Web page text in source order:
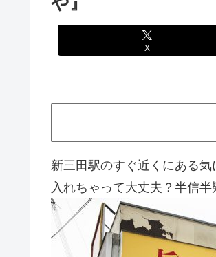
X
新三田駅のすぐ近くにある気
入れちゃって大丈夫？半信